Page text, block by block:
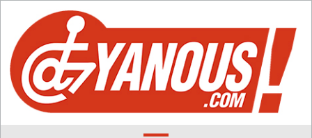
contenu